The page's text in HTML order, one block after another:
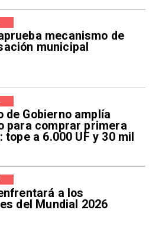
mecanismo de
municipal
de Gobierno amplía
para comprar primera
tope a 6.000 UF y 30 mil
a los
del Mundial 2026